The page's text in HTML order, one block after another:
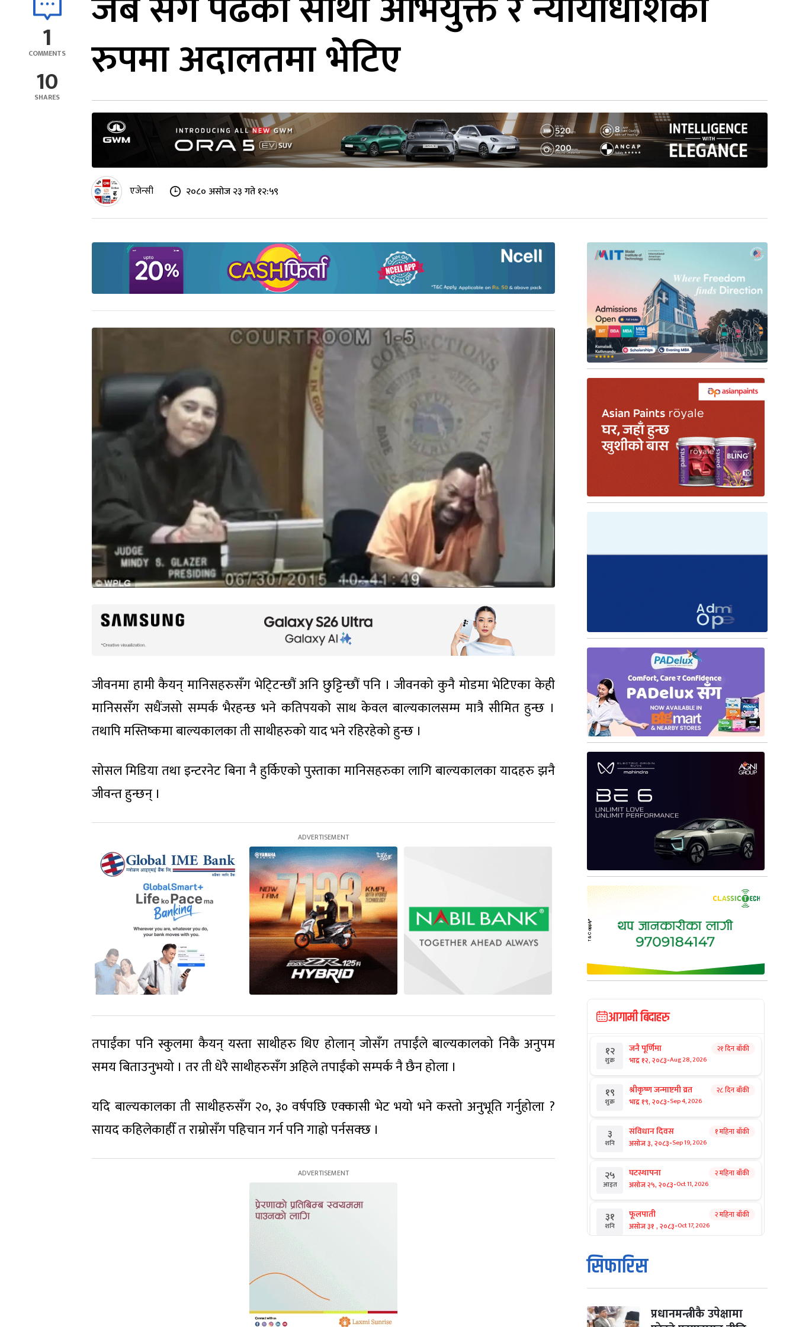
1
COMMENTS
10
SHARES
रुपमा अदालतमा भेटिए
एजेन्सी २०८० असोज २३ गते १२:५९
जीवनमा हामी कैयन् मानिसहरुसँग भेटि्टन्छौं अनि छुट्टिन्छौं पनि । जीवनको कुनै मोडमा भेटिएका केही
मानिससँग सधैंजसो सम्पर्क भैरहन्छ भने कतिपयको साथ केवल बाल्यकालसम्म मात्रै सीमित हुन्छ ।
तथापि मस्तिष्कमा बाल्यकालका ती साथीहरुको याद भने रहिरहेको हुन्छ ।
सोसल मिडिया तथा इन्टरनेट बिना नै हुर्किएको पुस्ताका मानिसहरुका लागि बाल्यकालका यादहरु झनै
जीवन्त हुन्छन् ।
तपाईंका पनि स्कुलमा कैयन् यस्ता साथीहरु थिए होलान् जोसँग तपाईंले बाल्यकालको निकै अनुपम
समय बिताउनुभयो । तर ती धेरै साथीहरुसँग अहिले तपाईंको सम्पर्क नै छैन होला ।
यदि बाल्यकालका ती साथीहरुसँग २०, ३० वर्षपछि एक्कासी भेट भयो भने कस्तो अनुभूति गर्नुहोला ?
सायद कहिलेकाहीँ त राम्रोसँग पहिचान गर्न पनि गाह्रो पर्नसक्छ ।
आगामी बिदाहरु
१२
शुक्र
जनै पूर्णिमा
भाद्र १२, २०८३-Aug 28, 2026
२१ दिन बाँकी
१९
शुक्र
श्रीकृष्ण जन्माष्टमी व्रत
भाद्र १९, २०८३-Sep 4, 2026
२८ दिन बाँकी
३
शनि
संविधान दिवस
असोज ३, २०८३-Sep 19, 2026
१ महिना बाँकी
२५
आइत
घटस्थापना
असोज २५, २०८३-Oct 11, 2026
२ महिना बाँकी
३१
शनि
फूलपाती
असोज ३१ , २०८३-Oct 17, 2026
२ महिना बाँकी
१
आइत
कार्तिक सङ्क्रान्ति
कार्तिक १, २०८३
मंगल कार्तिक ३, २०८३-Oct 20, 2026
सिफारिस
प्रधानमन्त्रीकै उपेक्षामा